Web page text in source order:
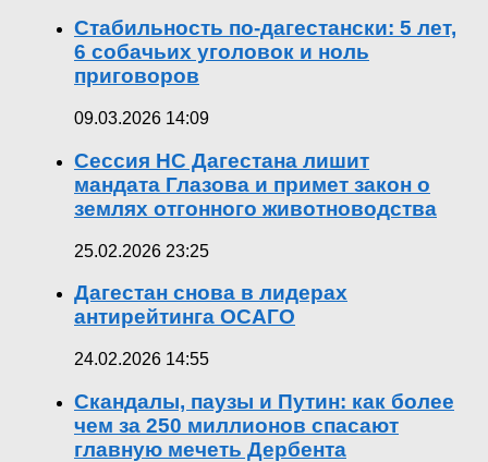
Стабильность по-дагестански: 5 лет,
6 собачьих уголовок и ноль
приговоров
09.03.2026 14:09
Сессия НС Дагестана лишит
мандата Глазова и примет закон о
землях отгонного животноводства
25.02.2026 23:25
Дагестан снова в лидерах
антирейтинга ОСАГО
24.02.2026 14:55
Скандалы, паузы и Путин: как более
чем за 250 миллионов спасают
главную мечеть Дербента